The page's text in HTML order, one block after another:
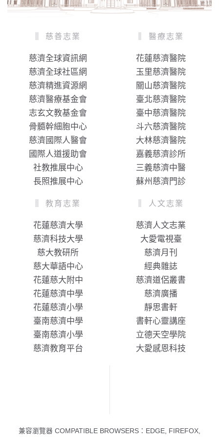
慈善志業
慈濟全球資訊網
慈濟全球社區網
慈濟精進資源網
慈濟醫療基金會
志玄文教基金會
骨髓幹細胞中心
慈濟國際人醫會
國際人道援助會
社教推展中心
長照推展中心
醫療志業
花蓮慈濟醫院
玉里慈濟醫院
關山慈濟醫院
臺北慈濟醫院
臺中慈濟醫院
斗六慈濟醫院
大林慈濟醫院
嘉義慈濟診所
三義慈濟中醫
蘇州慈濟門診
教育志業
花蓮慈濟大學
慈濟科技大學
慈大教研所
慈大華語中心
花蓮慈大附中
花蓮慈濟中學
花蓮慈濟小學
臺南慈濟中學
臺南慈濟小學
慈濟教育平台
人文志業
慈濟人文志業
大愛電視臺
慈濟月刊
經典雜誌
慈濟道侶叢書
慈濟廣播
靜思書軒
書軒心靈講座
立德天空學院
大愛感恩科技
兼容瀏覽器 COMPATIBLE BROWSERS：EDGE, FIREFOX,